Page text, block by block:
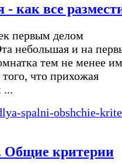
как все
первым делом
небольшая и на
тем не менее
что прихожая
...
Общие критерии